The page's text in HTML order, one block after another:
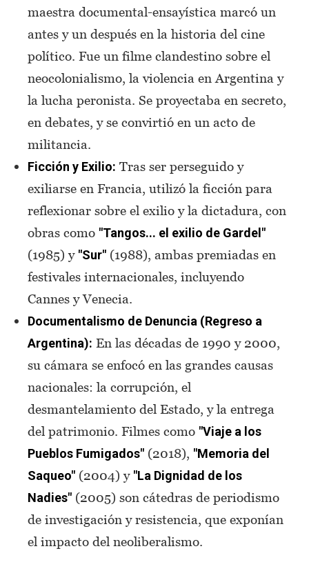
maestra documental-ensayística marcó un
antes y un después en la historia del cine
político. Fue un filme clandestino sobre el
neocolonialismo, la violencia en Argentina y
la lucha peronista. Se proyectaba en secreto,
en debates, y se convirtió en un acto de
militancia.
Ficción y Exilio: Tras ser perseguido y
exiliarse en Francia, utilizó la ficción para
reflexionar sobre el exilio y la dictadura, con
obras como "Tangos... el exilio de Gardel"
(1985) y "Sur" (1988), ambas premiadas en
festivales internacionales, incluyendo
Cannes y Venecia.
Documentalismo de Denuncia (Regreso a
Argentina): En las décadas de 1990 y 2000,
su cámara se enfocó en las grandes causas
nacionales: la corrupción, el
desmantelamiento del Estado, y la entrega
del patrimonio. Filmes como "Viaje a los
Pueblos Fumigados" (2018), "Memoria del
Saqueo" (2004) y "La Dignidad de los
Nadies" (2005) son cátedras de periodismo
de investigación y resistencia, que exponían
el impacto del neoliberalismo.